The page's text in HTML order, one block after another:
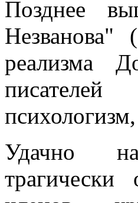
Позднее
Незванова"
реализма
Удачно